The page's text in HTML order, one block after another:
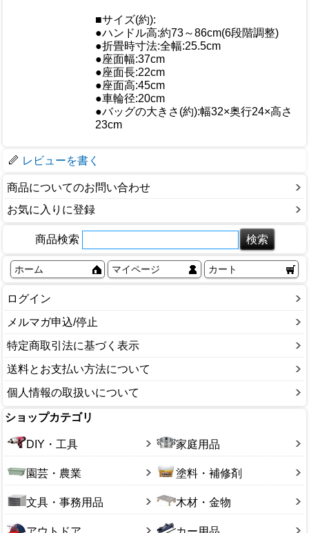
■サイズ(約):
●ハンドル高:約73～86cm(6段階調整)
●折畳時寸法:全幅:25.5cm
●座面幅:37cm
●座面長:22cm
●座面高:45cm
●車輪径:20cm
●バッグの大きさ(約):幅32×奥行24×高さ
23cm
レビューを書く
商品についてのお問い合わせ
お気に入りに登録
商品検索
ホーム マイページ カート
ログイン
メルマガ申込/停止
特定商取引法に基づく表示
送料とお支払い方法について
個人情報の取扱いについて
ショップカテゴリ
DIY・工具 家庭用品
園芸・農業 塗料・補修剤
文具・事務用品 木材・金物